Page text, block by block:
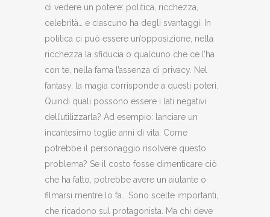
di vedere un potere: politica, ricchezza,
celebrità… e ciascuno ha degli svantaggi. In
politica ci può essere un’opposizione, nella
ricchezza la sfiducia o qualcuno che ce l’ha
con te, nella fama l’assenza di privacy. Nel
fantasy, la magia corrisponde a questi poteri.
Quindi quali possono essere i lati negativi
dell’utilizzarla? Ad esempio: lanciare un
incantesimo toglie anni di vita. Come
potrebbe il personaggio risolvere questo
problema? Se il costo fosse dimenticare ciò
che ha fatto, potrebbe avere un aiutante o
filmarsi mentre lo fa… Sono scelte importanti,
che ricadono sul protagonista. Ma chi deve